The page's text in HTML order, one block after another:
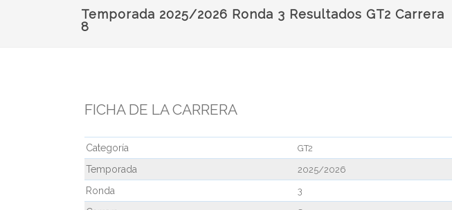
Temporada 2025/2026 Ronda 3 Resultados GT2 Carrera
8
FICHA DE LA CARRERA
Categoría GT2
Temporada 2025/2026
Ronda 3